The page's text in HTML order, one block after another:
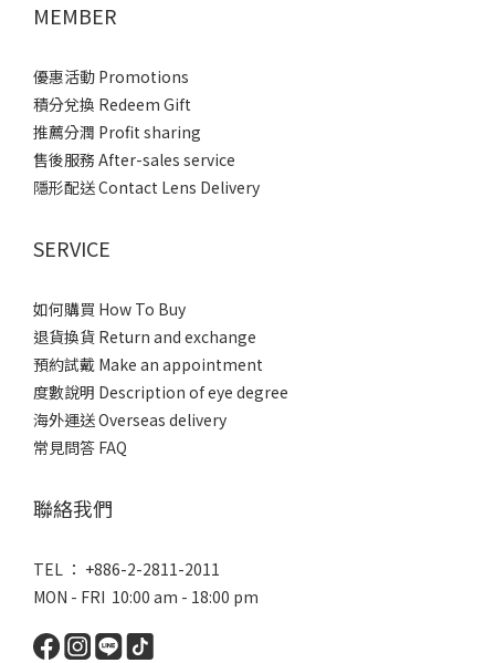
MEMBER
優惠活動 Promotions
積分兌換 Redeem Gift
推薦分潤 Profit sharing
售後服務 After-sales service
隱形配送 Contact Lens Delivery
SERVICE
如何購買 How To Buy
退貨換貨 Return and exchange
預約試戴 Make an appointment
度數說明 Description of eye degree
海外運送 Overseas delivery
常見問答 FAQ
聯絡我們
TEL ： +886-2-2811-2011
MON - FRI 10:00 am - 18:00 pm